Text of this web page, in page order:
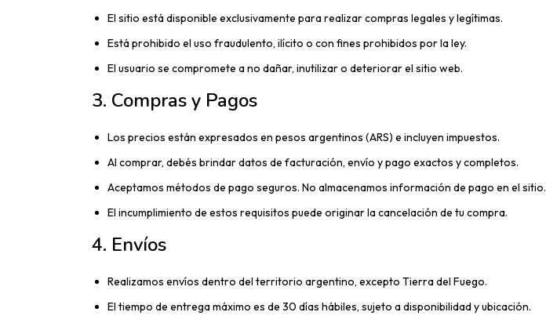
El sitio está disponible exclusivamente para realizar compras legales y legítimas.
Está prohibido el uso fraudulento, ilícito o con fines prohibidos por la ley.
El usuario se compromete a no dañar, inutilizar o deteriorar el sitio web.
3. Compras y Pagos
Los precios están expresados en pesos argentinos (ARS) e incluyen impuestos.
Al comprar, debés brindar datos de facturación, envío y pago exactos y completos.
Aceptamos métodos de pago seguros. No almacenamos información de pago en el sitio.
El incumplimiento de estos requisitos puede originar la cancelación de tu compra.
4. Envíos
Realizamos envíos dentro del territorio argentino, excepto Tierra del Fuego.
El tiempo de entrega máximo es de 30 días hábiles, sujeto a disponibilidad y ubicación.